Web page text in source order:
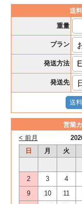
送
重量
プラン
発送方法
発送先
営業
< 前月
日
月 火
2
3 4
9
10 11